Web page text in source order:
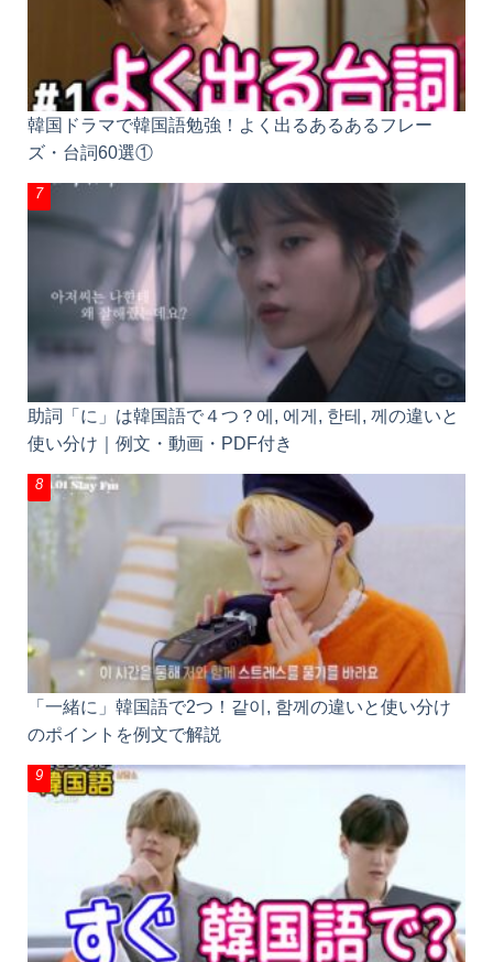
ズ・台詞60選①
助詞「に」は韓国語で４つ？에, 에게, 한테, 께の違い
と使い分け｜例文・動画・PDF付き
「一緒に」韓国語で2つ！같이, 함께の違いと使い分
けのポイントを例文で解説
「すぐ」韓国語で5つ！分かりづらい곧, 금방, 바로,
당장, 즉시の意味の違いと使い分け、바로の2つの意